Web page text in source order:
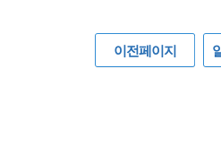
이전페이지